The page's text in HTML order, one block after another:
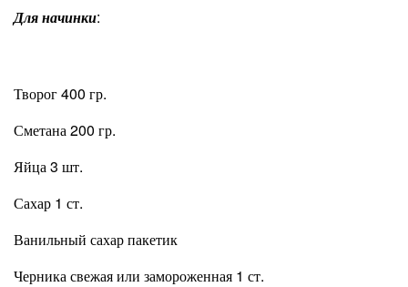
Для начинки:
Творог 400 гр.
Сметана 200 гр.
Яйца 3 шт.
Сахар 1 ст.
Ванильный сахар пакетик
Черника свежая или замороженная 1 ст.